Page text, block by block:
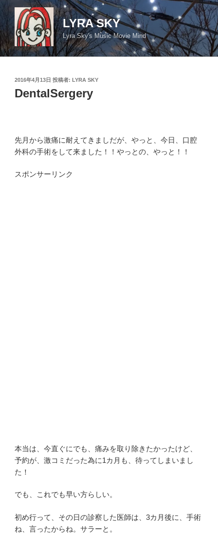
コ
ン
テ
ン
ツ
LYRA SKY
Lyra Sky's Music Movie Mind
投
稿
日:
2016年4月13日 投稿者: LYRA SKY
DentalSergery
先月から激痛に耐えてきましだが、やっと、今日、口腔
外科の手術をして来ました！！やっとの、やっと！！
スポンサーリンク
本当は、今直ぐにでも、痛みを取り除きたかったけど、
予約が、激コミだった為に1カ月も、待ってしまいまし
た！
でも、これでも早い方らしい。
初め行って、その日の診察した医師は、3カ月後に、手術
ね、言ったからね。サラーと。